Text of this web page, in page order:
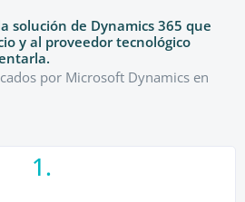
solución de Dynamics 365 que
y al proveedor tecnológico
por Microsoft Dynamics en
1.